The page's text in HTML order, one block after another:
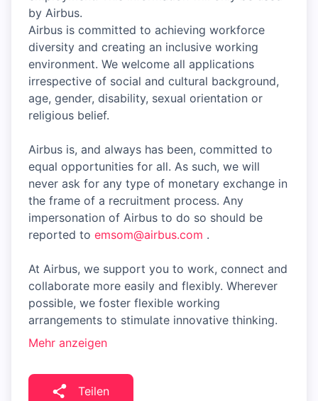
by Airbus.
Airbus is committed to achieving workforce
diversity and creating an inclusive working
environment. We welcome all applications
irrespective of social and cultural background,
age, gender, disability, sexual orientation or
religious belief.
Airbus is, and always has been, committed to
equal opportunities for all. As such, we will
never ask for any type of monetary exchange in
the frame of a recruitment process. Any
impersonation of Airbus to do so should be
reported to emsom@airbus.com .
At Airbus, we support you to work, connect and
collaborate more easily and flexibly. Wherever
possible, we foster flexible working
arrangements to stimulate innovative thinking.
Mehr anzeigen
Teilen